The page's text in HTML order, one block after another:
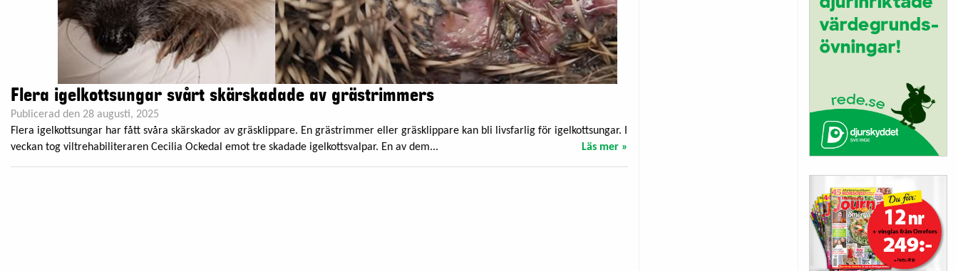
Flera igelkottsungar svårt skärskadade av grästrimmers
Publicerad den 28 augusti, 2025
Flera igelkottsungar har fått svåra skärskador av gräsklippare. En grästrimmer eller gräsklippare kan bli livsfarlig för igelkottsungar. I
veckan tog viltrehabiliteraren Cecilia Ockedal emot tre skadade igelkottsvalpar. En av dem...
Läs mer »